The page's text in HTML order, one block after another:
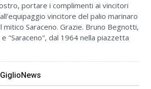
portare i complimenti ai vincitori
vincitore del palio marinaro
mitico Saraceno. Grazie. Bruno Begnotti,
"Saraceno", dal 1964 nella piazzetta